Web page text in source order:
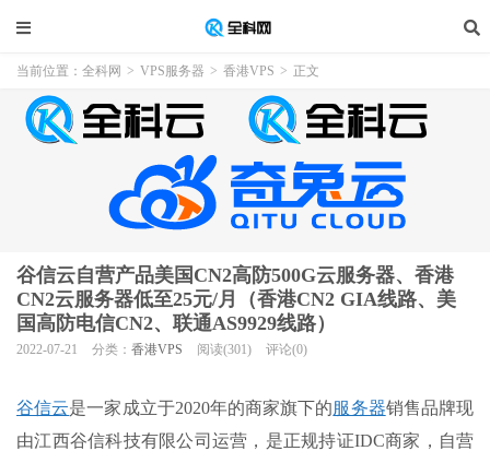
当前位置： 全科网 > VPS服务器 > 香港VPS > 正文
谷信云自营产品美国CN2高防500G云服务器、香港
CN2云服务器低至25元/月（香港CN2 GIA线路、美
国高防电信CN2、联通AS9929线路）
2022-07-21 分类： 香港VPS 阅读(301) 评论(0)
谷信云是一家成立于2020年的商家旗下的服务器销售品牌现
由江西谷信科技有限公司运营，是正规持证IDC商家，自营